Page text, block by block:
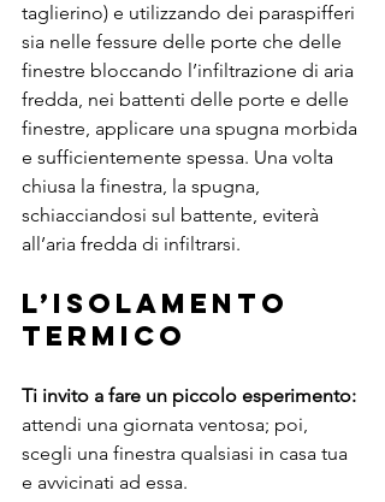
taglierino) e utilizzando dei paraspifferi
sia nelle fessure delle porte che delle
finestre bloccando l’infiltrazione di aria
fredda, nei battenti delle porte e delle
finestre, applicare una spugna morbida
e sufficientemente spessa. Una volta
chiusa la finestra, la spugna,
schiacciandosi sul battente, eviterà
all’aria fredda di infiltrarsi.
L’isolamento
termico
Ti invito a fare un piccolo esperimento:
attendi una giornata ventosa; poi,
scegli una finestra qualsiasi in casa tua
e avvicinati ad essa.